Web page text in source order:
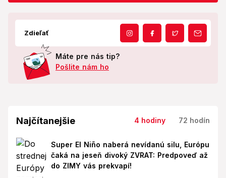
Zdieľať
Máte pre nás tip?
Pošlite nám ho
Najčítanejšie 4 hodiny 72 hodín
Super El Niño naberá nevídanú silu, Európu
čaká na jeseň divoký ZVRAT: Predpoveď až
do ZIMY vás prekvapí!